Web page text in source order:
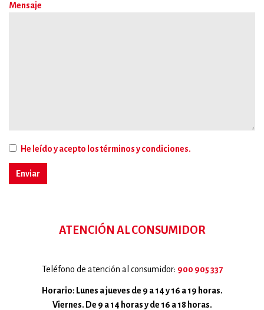
Mensaje
He leído y acepto lostérminos y condiciones.
ATENCIÓN AL CONSUMIDOR
Teléfono de atención al consumidor: 900 905 337
Horario: Lunes a jueves de 9 a 14 y 16 a 19 horas.
Viernes. De 9 a 14 horas y de 16 a 18 horas.